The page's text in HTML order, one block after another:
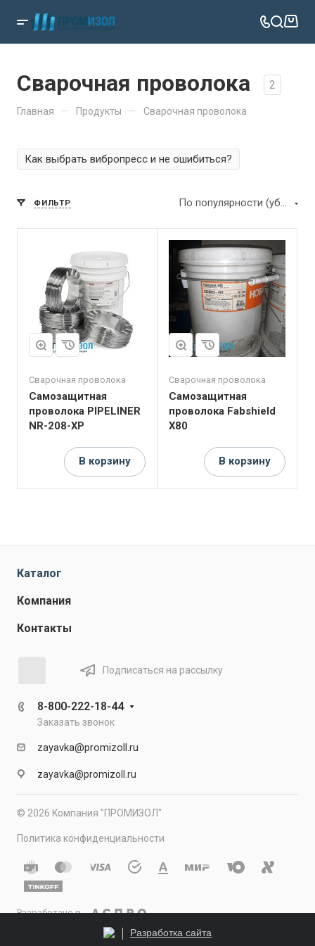
Сварочная проволока 2
Главная — Продукты — Сварочная проволока
Как выбрать вибропресс и не ошибиться?
ФИЛЬТР По популярности (убывание)
Сварочная проволока
Самозащитная
проволока PIPELINER
NR-208-XP
В корзину
Сварочная проволока
Самозащитная
проволока Fabshield
X80
В корзину
Каталог
Компания
Контакты
Подписаться на рассылку
8-800-222-18-44
Заказать звонок
zayavka@promizoll.ru
zayavka@promizoll.ru
© 2026 Компания "ПРОМИЗОЛ"
Политика конфиденциальности
Разработано в
Разработка сайта